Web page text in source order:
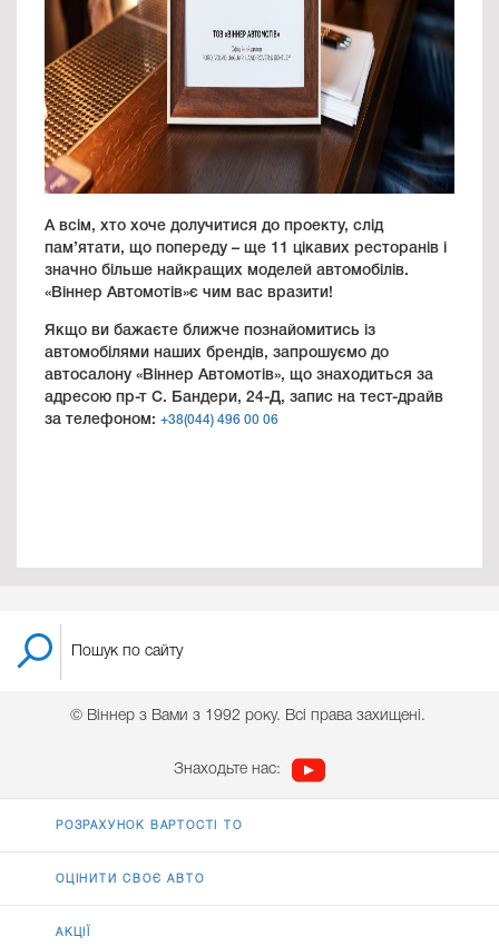
А всім, хто хоче долучитися до проекту, слід
пам’ятати, що попереду – ще 11 цікавих ресторанів і
значно більше найкращих моделей автомобілів.
«Віннер Автомотів»є чим вас вразити!
Якщо ви бажаєте ближче познайомитись із
автомобілями наших брендів, запрошуємо до
автосалону «Віннер Автомотів», що знаходиться за
адресою пр-т С. Бандери, 24-Д, запис на тест-драйв
за телефоном: +38(044) 496 00 06
© Віннер з Вами з 1992 року. Всі права захищені.
Знаходьте нас:
РОЗРАХУНОК ВАРТОСТІ ТО
ОЦІНИТИ СВОЄ АВТО
АКЦІЇ